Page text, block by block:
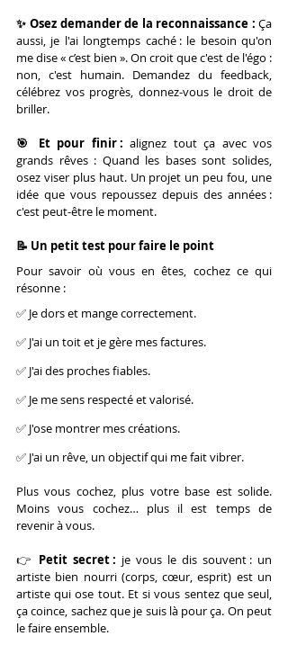
✨ Osez demander de la reconnaissance : Ça
aussi, je l'ai longtemps caché : le besoin qu'on
me dise « c’est bien ». On croit que c'est de l'égo :
non, c'est humain. Demandez du feedback,
célébrez vos progrès, donnez-vous le droit de
briller.
🎯 Et pour finir : alignez tout ça avec vos
grands rêves : Quand les bases sont solides,
osez viser plus haut. Un projet un peu fou, une
idée que vous repoussez depuis des années :
c'est peut-être le moment.
📝 Un petit test pour faire le point
Pour savoir où vous en êtes, cochez ce qui
résonne :
✅ Je dors et mange correctement.
✅ J'ai un toit et je gère mes factures.
✅ J'ai des proches fiables.
✅ Je me sens respecté et valorisé.
✅ J'ose montrer mes créations.
✅ J'ai un rêve, un objectif qui me fait vibrer.
Plus vous cochez, plus votre base est solide.
Moins vous cochez… plus il est temps de
revenir à vous.
👉 Petit secret : je vous le dis souvent : un
artiste bien nourri (corps, cœur, esprit) est un
artiste qui ose tout. Et si vous sentez que seul,
ça coince, sachez que je suis là pour ça. On peut
le faire ensemble.